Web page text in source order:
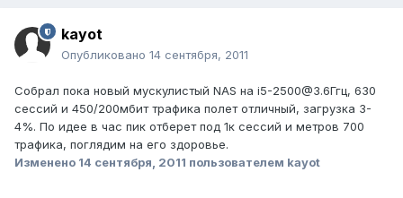
kayot
Опубликовано 14 сентября, 2011
Собрал пока новый мускулистый NAS на i5-2500@3.6Ггц, 630
сессий и 450/200мбит трафика полет отличный, загрузка 3-
4%. По идее в час пик отберет под 1к сессий и метров 700
трафика, поглядим на его здоровье.
Изменено 14 сентября, 2011 пользователем kayot